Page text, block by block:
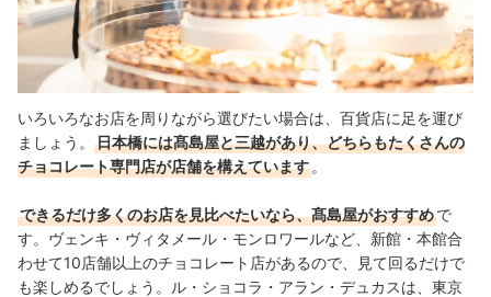
いろいろなお店を周りながら選びたい場合は、百貨店に足を運び
ましょう。
日本橋には髙島屋と三越があり、どちらもたくさんの
チョコレート専門店が店舗を構えています 。
できるだけ多くのお店を見比べたいなら、髙島屋がおすすめで
す。ヴェンキ・ヴィタメール・モンロワールなど、新館・本館合
わせて10店舗以上のチョコレート店があるので、見て回るだけで
も楽しめるでしょう。ル・ショコラ・アラン・デュカスは、東京